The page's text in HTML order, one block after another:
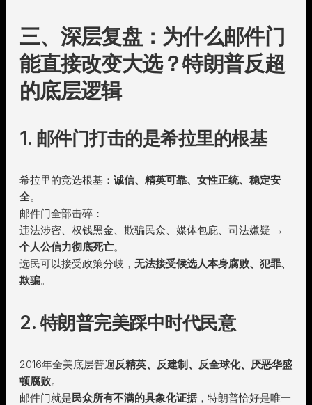
三、深层复盘：为什么邮件门
能直接改变大选？特朗普反超
的底层逻辑
1. 邮件门打击的是希拉里的根基
希拉里的竞选根基： 诚信、精英可靠、女性正统、稳定安
全。
邮件门全部击碎：
违法涉密、权钱黑金、欺骗民众、媒体包庇、司法嫌疑 →
个人公信力彻底死亡。
选民可以接受政策分歧， 无法接受候选人本身腐败、犯罪、
欺骗。
2. 特朗普完美踩中时代民意
2016年全美底层普遍反精英、反建制、反全球化、厌恶华盛
顿腐败。
邮件门就是民众所有不满的具象化证据 ，特朗普恰好是唯一